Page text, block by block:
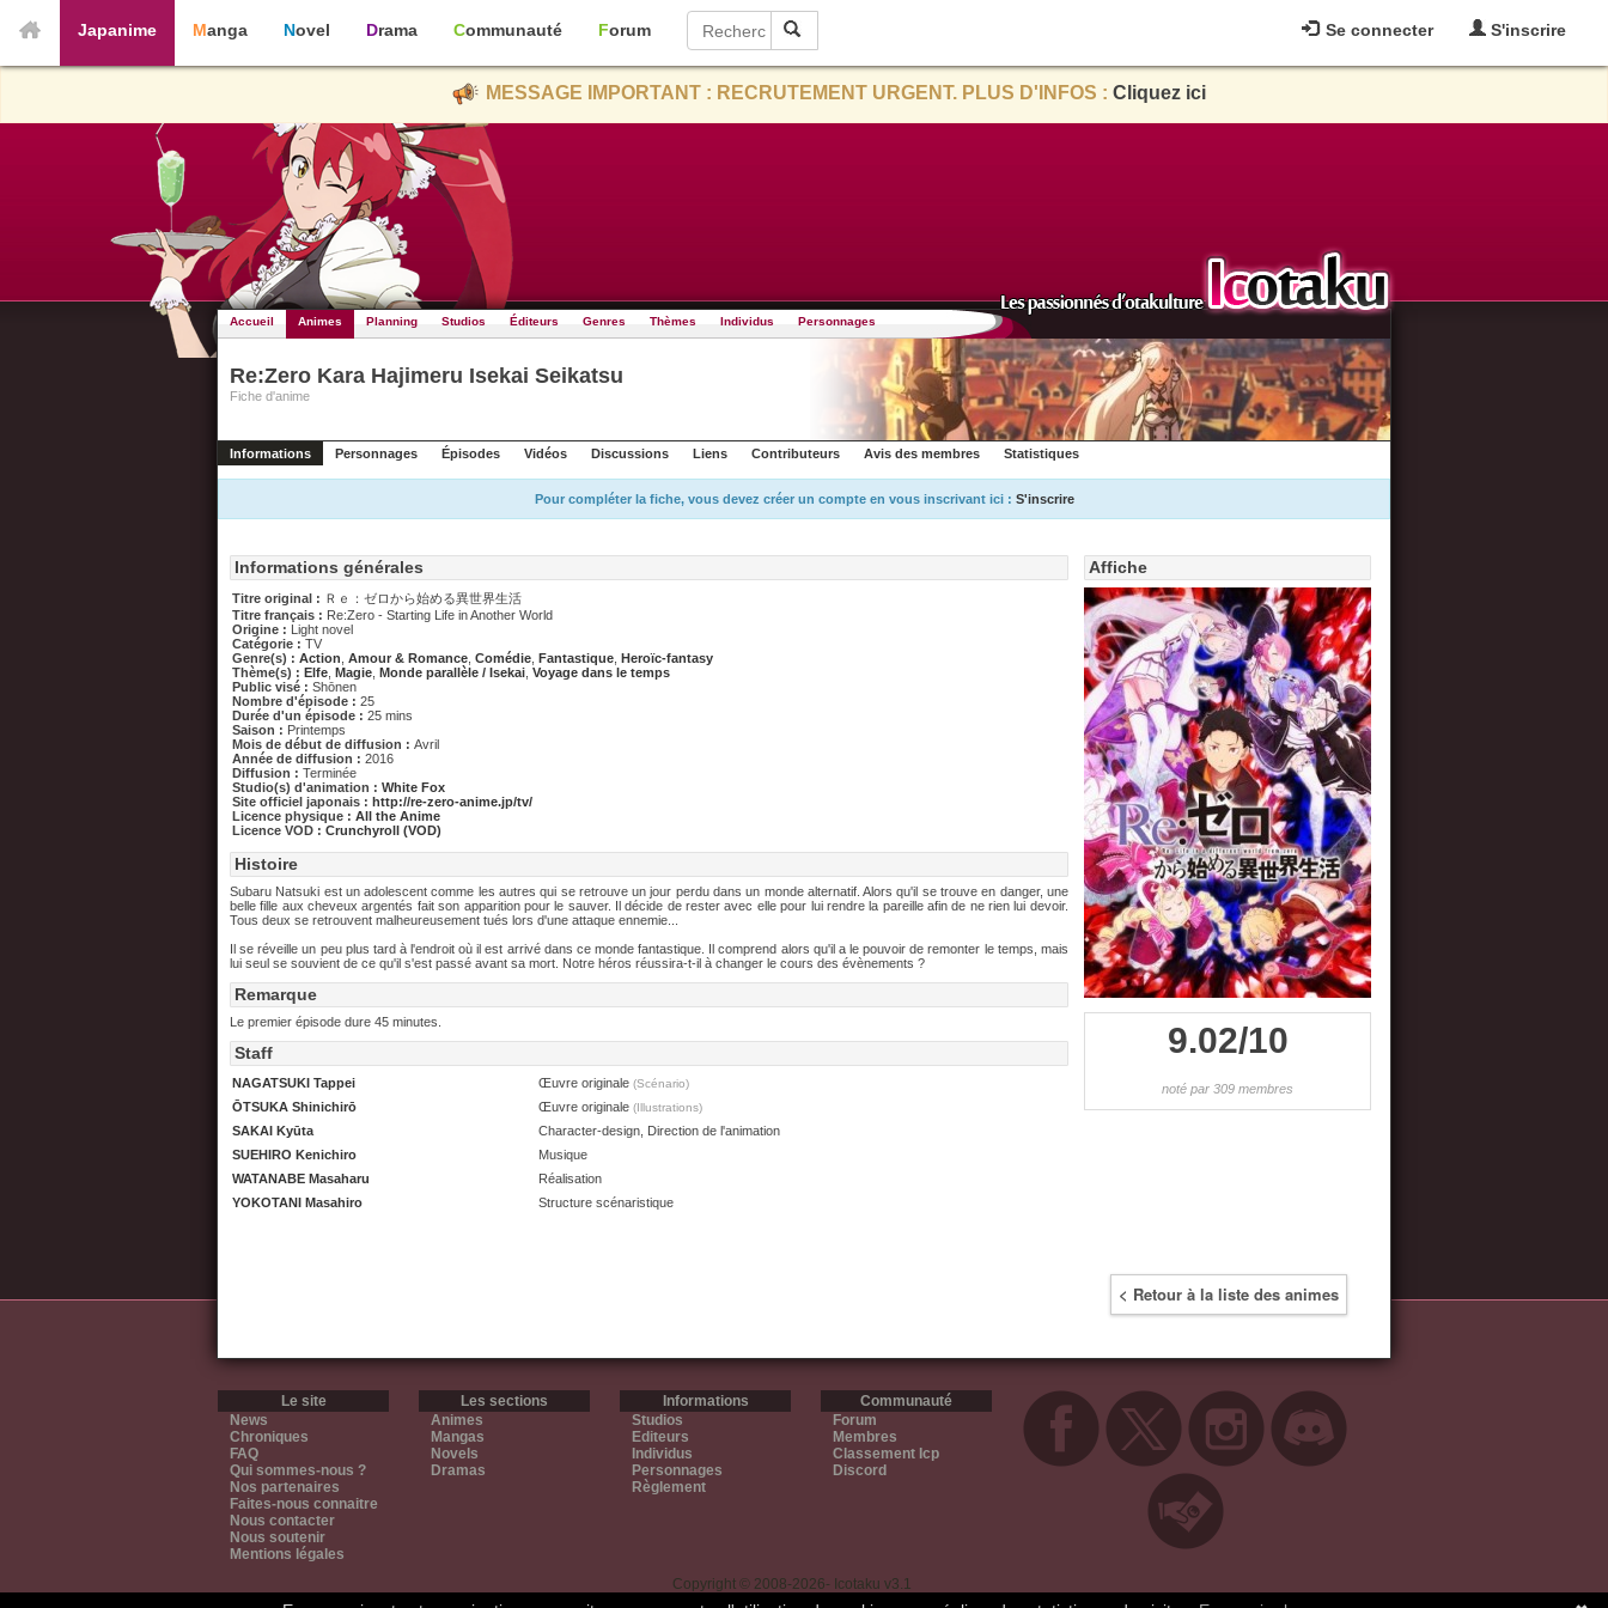
Se connecter S'inscrire
Japanime Manga Novel Drama Communauté Forum
MESSAGE IMPORTANT : RECRUTEMENT URGENT. PLUS D'INFOS : Cliquez ici
Accueil Animes Planning Studios Éditeurs Genres Thèmes Individus Personnages
Re:Zero Kara Hajimeru Isekai Seikatsu
Fiche d'anime
Informations Personnages Épisodes Vidéos Discussions Liens Contributeurs Avis des membres Statistiques
Pour compléter la fiche, vous devez créer un compte en vous inscrivant ici : S'inscrire
Affiche
9.02/10
noté par 309 membres
Informations générales
Titre original : Ｒｅ：ゼロから始める異世界生活
Titre français : Re:Zero - Starting Life in Another World
Origine : Light novel
Catégorie : TV
Genre(s) : Action Amour & Romance Comédie Fantastique Heroïc-fantasy
Thème(s) : Elfe Magie Monde parallèle / Isekai Voyage dans le temps
Public visé : Shōnen
Nombre d'épisode : 25
Durée d'un épisode : 25 mins
Saison : Printemps
Mois de début de diffusion : Avril
Année de diffusion : 2016
Diffusion : Terminée
Studio(s) d'animation : White Fox
Site officiel japonais : http://re-zero-anime.jp/tv/
Licence physique : All the Anime
Licence VOD : Crunchyroll (VOD)
Histoire
Subaru Natsuki est un adolescent comme les autres qui se retrouve un jour perdu dans un monde alternatif. Alors qu'il se trouve en danger, une
belle fille aux cheveux argentés fait son apparition pour le sauver. Il décide de rester avec elle pour lui rendre la pareille afin de ne rien lui devoir.
Tous deux se retrouvent malheureusement tués lors d'une attaque ennemie...
Il se réveille un peu plus tard à l'endroit où il est arrivé dans ce monde fantastique. Il comprend alors qu'il a le pouvoir de remonter le temps, mais
lui seul se souvient de ce qu'il s'est passé avant sa mort. Notre héros réussira-t-il à changer le cours des évènements ?
Remarque
Le premier épisode dure 45 minutes.
Staff
NAGATSUKI Tappei Œuvre originale (Scénario)
ŌTSUKA Shinichirō Œuvre originale (Illustrations)
SAKAI Kyūta
Character-design, Direction de l'animation
SUEHIRO Kenichiro
Musique
WATANABE Masaharu
Réalisation
YOKOTANI Masahiro
Structure scénaristique
< Retour à la liste des animes
Le site
News
Chroniques
FAQ
Qui sommes-nous ?
Nos partenaires
Faites-nous connaitre
Nous contacter
Nous soutenir
Mentions légales
Les sections
Animes
Mangas
Novels
Dramas
Informations
Studios
Editeurs
Individus
Personnages
Règlement
Communauté
Forum
Membres
Classement Icp
Discord
Copyright © 2008-2026- Icotaku v3.1